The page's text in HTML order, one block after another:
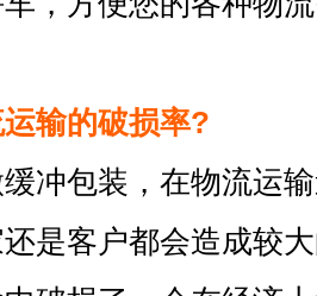
输的破损率?
冲包装，在物流运
是客户都会造成较